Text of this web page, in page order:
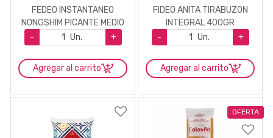
FEDEO INSTANTANEO
NONGSHIM PICANTE MEDIO
67GR
- Un. +
Agregar al carrito
FIDEO ANITA TIRABUZON
INTEGRAL 400GR
-
Un. +
Agregar al carrito
OFERTA